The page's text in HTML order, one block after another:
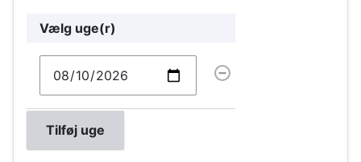
Vælg
tidspunkt
Vælg uge(r)